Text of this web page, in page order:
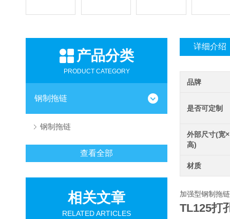
产品分类
PRODUCT CATEGORY
钢制拖链
钢制拖链
查看全部
相关文章
RELATED ARTICLES
详细介绍
品牌
是否可定制
外部尺寸(宽×
高)
材质
加强型钢制拖
TL125打